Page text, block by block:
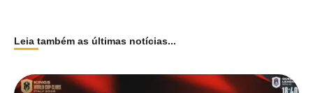
Leia também as últimas notícias...